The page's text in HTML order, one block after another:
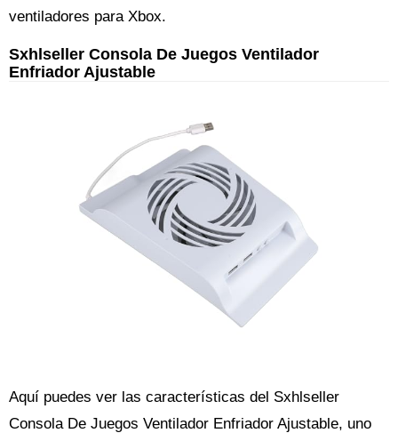
ventiladores para Xbox.
Sxhlseller Consola De Juegos Ventilador
Enfriador Ajustable
Aquí puedes ver las características del Sxhlseller
Consola De Juegos Ventilador Enfriador Ajustable, uno